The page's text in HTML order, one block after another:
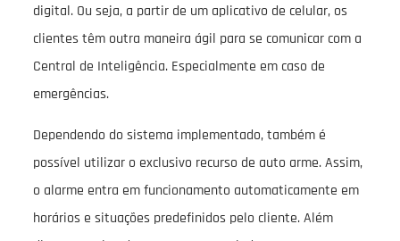
digital. Ou seja, a partir de um aplicativo de celular, os
clientes têm outra maneira ágil para se comunicar com a
Central de Inteligência. Especialmente em caso de
emergências.
Dependendo do sistema implementado, também é
possível utilizar o exclusivo recurso de auto arme. Assim,
o alarme entra em funcionamento automaticamente em
horários e situações predefinidos pelo cliente. Além